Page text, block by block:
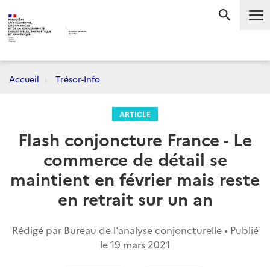
Accueil Trésor-Info
ARTICLE
Flash conjoncture France - Le
commerce de détail se
maintient en février mais reste
en retrait sur un an
Rédigé par Bureau de l'analyse conjoncturelle • Publié
le19 mars 2021